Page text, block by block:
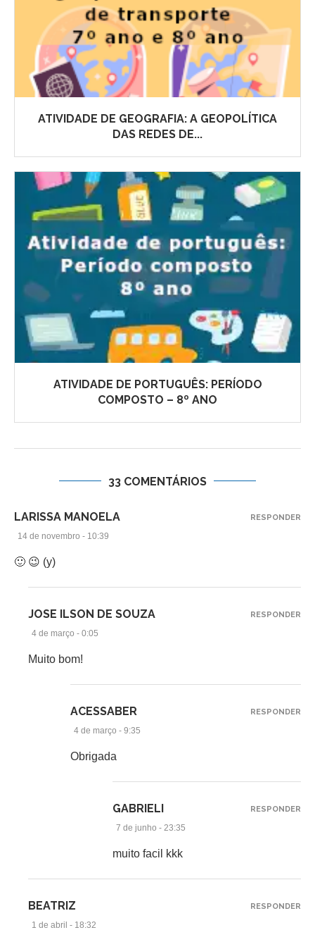
ATIVIDADE DE GEOGRAFIA: A GEOPOLÍTICA
DAS REDES DE...
ATIVIDADE DE PORTUGUÊS: PERÍODO
COMPOSTO – 8º ANO
33 COMENTÁRIOS
LARISSA MANOELA
14 de novembro - 10:39
🙂 😉 (y)
RESPONDER
JOSE ILSON DE SOUZA
4 de março - 0:05
Muito bom!
RESPONDER
ACESSABER
4 de março - 9:35
Obrigada
RESPONDER
GABRIELI
7 de junho - 23:35
muito facil kkk
RESPONDER
BEATRIZ
1 de abril - 18:32
RESPONDER